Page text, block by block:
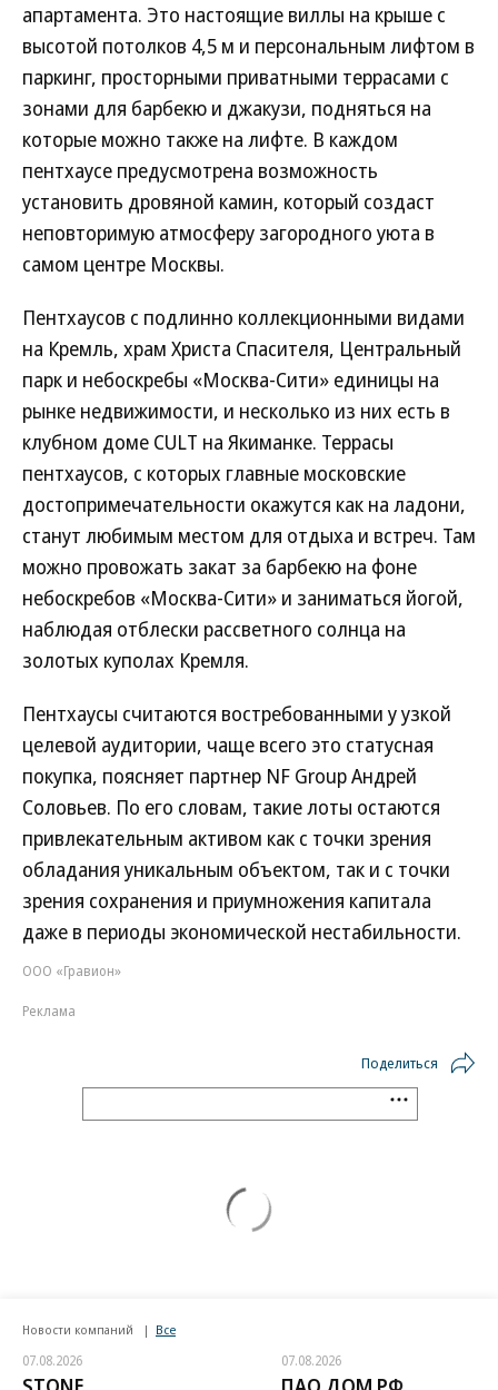
апартамента. Это настоящие виллы на крыше с
высотой потолков 4,5 м и персональным лифтом в
паркинг, просторными приватными террасами с
зонами для барбекю и джакузи, подняться на
которые можно также на лифте. В каждом
пентхаусе предусмотрена возможность
установить дровяной камин, который создаст
неповторимую атмосферу загородного уюта в
самом центре Москвы.
Пентхаусов с подлинно коллекционными видами
на Кремль, храм Христа Спасителя, Центральный
парк и небоскребы «Москва-Сити» единицы на
рынке недвижимости, и несколько из них есть в
клубном доме CULT на Якиманке. Террасы
пентхаусов, с которых главные московские
достопримечательности окажутся как на ладони,
станут любимым местом для отдыха и встреч. Там
можно провожать закат за барбекю на фоне
небоскребов «Москва-Сити» и заниматься йогой,
наблюдая отблески рассветного солнца на
золотых куполах Кремля.
Пентхаусы считаются востребованными у узкой
целевой аудитории, чаще всего это статусная
покупка, поясняет партнер NF Group Андрей
Соловьев. По его словам, такие лоты остаются
привлекательным активом как с точки зрения
обладания уникальным объектом, так и с точки
зрения сохранения и приумножения капитала
даже в периоды экономической нестабильности.
ООО «Гравион»
Реклама
Поделиться
Новости компаний Все
07.08.2026 07.08.2026